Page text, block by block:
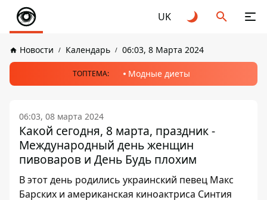
UK
Новости Календарь 06:03, 8 Марта 2024
ТОПТЕМА: Модные диеты
06:03, 08 марта 2024
Какой сегодня, 8 марта, праздник -
Международный день женщин
пивоваров и День Будь плохим
В этот день родились украинский певец Макс
Барских и американская киноактриса Синтия